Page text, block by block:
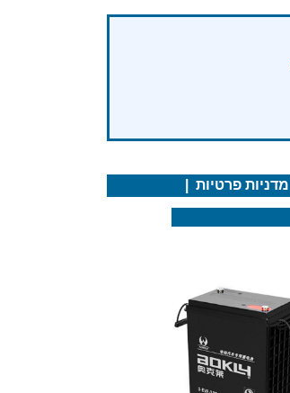
מדניות פרטיות